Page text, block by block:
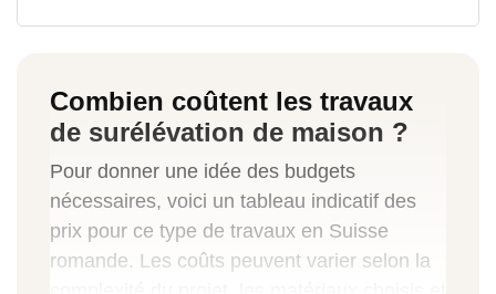
Combien coûtent les travaux
de surélévation de maison ?
Pour donner une idée des budgets
nécessaires, voici un tableau indicatif des
prix pour ce type de travaux en Suisse
romande. Les coûts peuvent varier selon la